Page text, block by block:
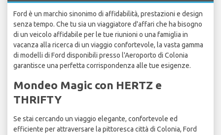
Ford è un marchio sinonimo di affidabilità, prestazioni e design
senza tempo. Che tu sia un viaggiatore d'affari che ha bisogno
di un veicolo affidabile per le tue riunioni o una famiglia in
vacanza alla ricerca di un viaggio confortevole, la vasta gamma
di modelli di Ford disponibili presso l'Aeroporto di Colonia
garantisce una perfetta corrispondenza alle tue esigenze.
Mondeo Magic con HERTZ e
THRIFTY
Se stai cercando un viaggio elegante, confortevole ed
efficiente per attraversare la pittoresca città di Colonia, Ford